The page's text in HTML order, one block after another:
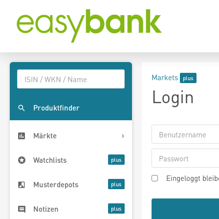
Produktfinder
Märkte
Watchlists
Musterdepots
Notizen
Markets
Login
Eingeloggt